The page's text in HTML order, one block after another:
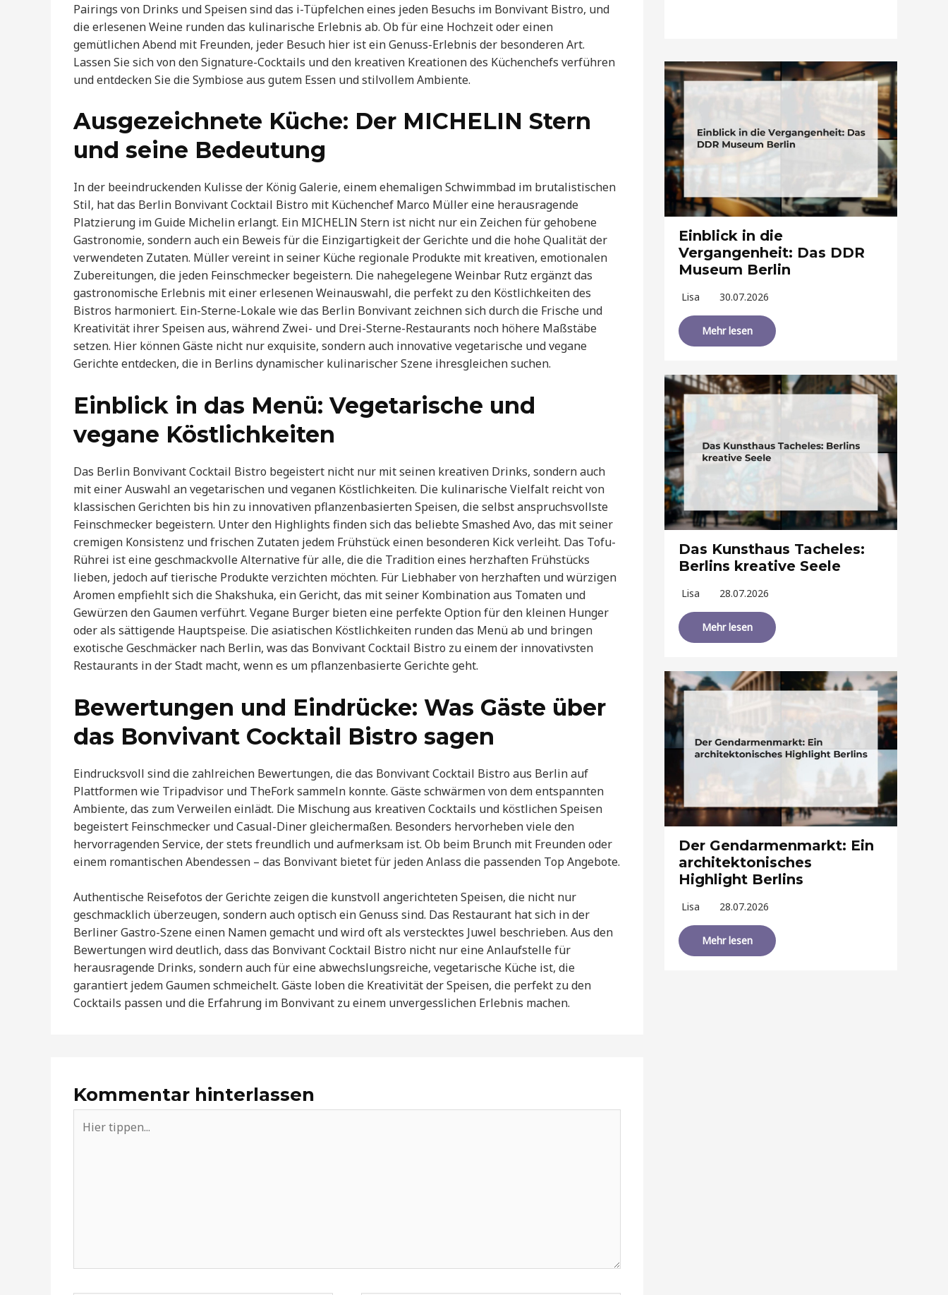
Pairings von Drinks und Speisen sind das i-Tüpfelchen eines jeden Besuchs im Bonvivant Bistro, und
die erlesenen Weine runden das kulinarische Erlebnis ab. Ob für eine Hochzeit oder einen
gemütlichen Abend mit Freunden, jeder Besuch hier ist ein Genuss-Erlebnis der besonderen Art.
Lassen Sie sich von den Signature-Cocktails und den kreativen Kreationen des Küchenchefs verführen
und entdecken Sie die Symbiose aus gutem Essen und stilvollem Ambiente.
Ausgezeichnete Küche: Der MICHELIN Stern
und seine Bedeutung
In der beeindruckenden Kulisse der König Galerie, einem ehemaligen Schwimmbad im brutalistischen
Stil, hat das Berlin Bonvivant Cocktail Bistro mit Küchenchef Marco Müller eine herausragende
Platzierung im Guide Michelin erlangt. Ein MICHELIN Stern ist nicht nur ein Zeichen für gehobene
Gastronomie, sondern auch ein Beweis für die Einzigartigkeit der Gerichte und die hohe Qualität der
verwendeten Zutaten. Müller vereint in seiner Küche regionale Produkte mit kreativen, emotionalen
Zubereitungen, die jeden Feinschmecker begeistern. Die nahegelegene Weinbar Rutz ergänzt das
gastronomische Erlebnis mit einer erlesenen Weinauswahl, die perfekt zu den Köstlichkeiten des
Bistros harmoniert. Ein-Sterne-Lokale wie das Berlin Bonvivant zeichnen sich durch die Frische und
Kreativität ihrer Speisen aus, während Zwei- und Drei-Sterne-Restaurants noch höhere Maßstäbe
setzen. Hier können Gäste nicht nur exquisite, sondern auch innovative vegetarische und vegane
Gerichte entdecken, die in Berlins dynamischer kulinarischer Szene ihresgleichen suchen.
Einblick in das Menü: Vegetarische und
vegane Köstlichkeiten
Das Berlin Bonvivant Cocktail Bistro begeistert nicht nur mit seinen kreativen Drinks, sondern auch
mit einer Auswahl an vegetarischen und veganen Köstlichkeiten. Die kulinarische Vielfalt reicht von
klassischen Gerichten bis hin zu innovativen pflanzenbasierten Speisen, die selbst anspruchsvollste
Feinschmecker begeistern. Unter den Highlights finden sich das beliebte Smashed Avo, das mit seiner
cremigen Konsistenz und frischen Zutaten jedem Frühstück einen besonderen Kick verleiht. Das Tofu-
Rührei ist eine geschmackvolle Alternative für alle, die die Tradition eines herzhaften Frühstücks
lieben, jedoch auf tierische Produkte verzichten möchten. Für Liebhaber von herzhaften und würzigen
Aromen empfiehlt sich die Shakshuka, ein Gericht, das mit seiner Kombination aus Tomaten und
Gewürzen den Gaumen verführt. Vegane Burger bieten eine perfekte Option für den kleinen Hunger
oder als sättigende Hauptspeise. Die asiatischen Köstlichkeiten runden das Menü ab und bringen
exotische Geschmäcker nach Berlin, was das Bonvivant Cocktail Bistro zu einem der innovativsten
Restaurants in der Stadt macht, wenn es um pflanzenbasierte Gerichte geht.
Bewertungen und Eindrücke: Was Gäste über
das Bonvivant Cocktail Bistro sagen
Eindrucksvoll sind die zahlreichen Bewertungen, die das Bonvivant Cocktail Bistro aus Berlin auf
Plattformen wie Tripadvisor und TheFork sammeln konnte. Gäste schwärmen von dem entspannten
Ambiente, das zum Verweilen einlädt. Die Mischung aus kreativen Cocktails und köstlichen Speisen
begeistert Feinschmecker und Casual-Diner gleichermaßen. Besonders hervorheben viele den
hervorragenden Service, der stets freundlich und aufmerksam ist. Ob beim Brunch mit Freunden oder
einem romantischen Abendessen – das Bonvivant bietet für jeden Anlass die passenden Top Angebote.
Authentische Reisefotos der Gerichte zeigen die kunstvoll angerichteten Speisen, die nicht nur
geschmacklich überzeugen, sondern auch optisch ein Genuss sind. Das Restaurant hat sich in der
Berliner Gastro-Szene einen Namen gemacht und wird oft als verstecktes Juwel beschrieben. Aus den
Bewertungen wird deutlich, dass das Bonvivant Cocktail Bistro nicht nur eine Anlaufstelle für
herausragende Drinks, sondern auch für eine abwechslungsreiche, vegetarische Küche ist, die
garantiert jedem Gaumen schmeichelt. Gäste loben die Kreativität der Speisen, die perfekt zu den
Cocktails passen und die Erfahrung im Bonvivant zu einem unvergesslichen Erlebnis machen.
Kommentar hinterlassen
tippen...
Einblick in die
Vergangenheit: Das DDR
Museum Berlin
Lisa 30.07.2026
Mehr lesen
Das Kunsthaus Tacheles:
Berlins kreative Seele
Lisa 28.07.2026
Mehr lesen
Der Gendarmenmarkt: Ein
architektonisches
Highlight Berlins
Lisa 28.07.2026
Mehr lesen